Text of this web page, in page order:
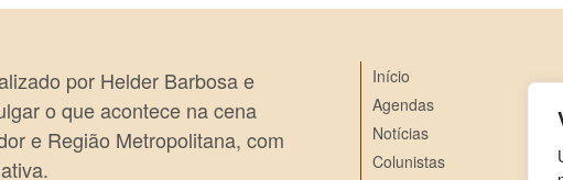
por Helder Barbosa e
o que acontece na cena
e Região Metropolitana, com
Início
Agendas
Notícias
Colunistas